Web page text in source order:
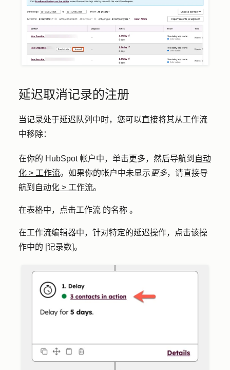
延迟取消记录的注册
当记录处于延迟队列中时，您可以直接将其从工作流
中移除：
在你的 HubSpot 帐户中，单击更多，然后导航到 自动
化 > 工作流。如果你的帐户中未显示 更多，请直接导
航到 自动化 > 工作流。
在表格中，点击工作流 的名称 。
在工作流编辑器中，针对特定的延迟操作，点击该操
作中的 [记录数]。